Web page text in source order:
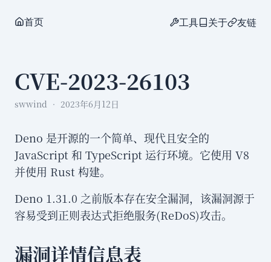
首页 工具 关于 友链
CVE-2023-26103
swwind 2023年6月12日
Deno 是开源的一个简单、现代且安全的
JavaScript 和 TypeScript 运行环境。它使用 V8
并使用 Rust 构建。
Deno 1.31.0 之前版本存在安全漏洞，该漏洞源于
容易受到正则表达式拒绝服务(ReDoS)攻击。
漏洞详情信息表